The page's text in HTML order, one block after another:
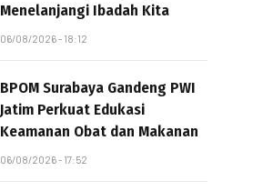
Menelanjangi Ibadah Kita
06/08/2026 - 18:12
BPOM Surabaya Gandeng PWI
Jatim Perkuat Edukasi
Keamanan Obat dan Makanan
06/08/2026 - 17:52